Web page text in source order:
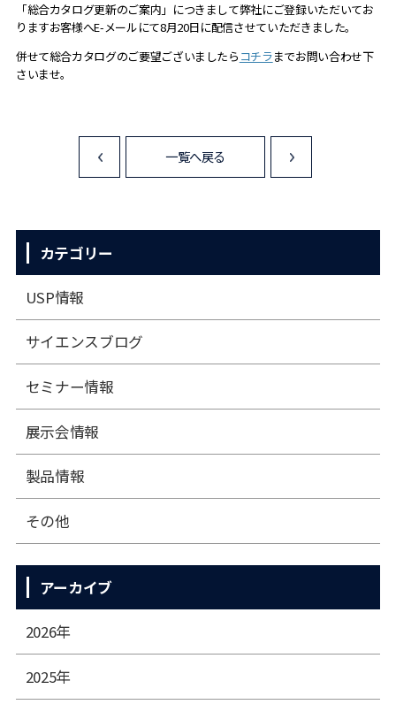
「総合カタログ更新のご案内」につきまして弊社にご登録いただいてお
りますお客様へE-メールにて8月20日に配信させていただきました。
併せて総合カタログのご要望ございましたら コチラまでお問い合わせ下
さいませ。
<
一覧へ戻る
カテゴリー
USP情報
サイエンスブログ
セミナー情報
展⽰会情報
製品情報
その他
アーカイブ
2026年
2025年